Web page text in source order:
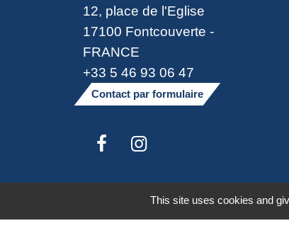
12, place de l'Eglise
17100 Fontcouverte -
FRANCE
+33 5 46 93 06 47
Contact par formulaire
Mentions légales - Politique de
This site uses cookies and